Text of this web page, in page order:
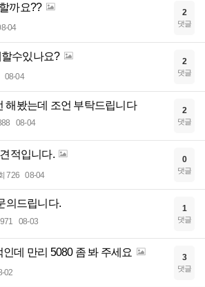
까요??
04
2
댓글
수있나요?
08-04
2
댓글
해봤는데 조언 부탁드립니다
08-04
2
댓글
적입니다.
726 08-04
0
댓글
의드립니다.
08-03
1
댓글
데 만리 5080 좀 봐 주세요
02
3
댓글